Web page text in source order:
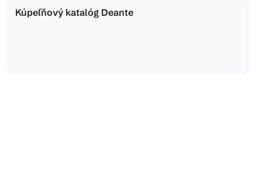
Kúpeľňový katalóg Deante